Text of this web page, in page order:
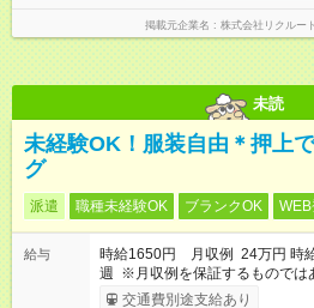
掲載元企業名 株式会社リクルー
未読
未経験OK！服装自由＊押上
グ
派遣 職種未経験OK ブランクOK
給与
時給1650円 月収例 24万円 時
週 ※月収例を保証するものでは
ービス利用可（利用条件有）
交通費別途支給あり